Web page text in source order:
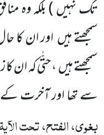
تک نہیں )بلکہ وہ
سمجھتے ہیںاور ان کا
سمجھتے ہیں، حتّٰی کہ ان
سے تھا اور آخرت کے
بغوی، الفتح، تحت